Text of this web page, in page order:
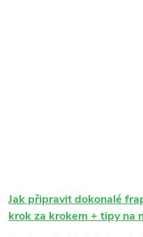
Jak připravit dokonalé
krok za krokem + tipy na